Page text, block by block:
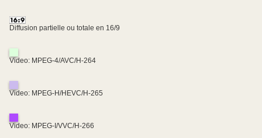
Diffusion partielle ou totale en 16/9
Video: MPEG-4/AVC/H-264
Video: MPEG-H/HEVC/H-265
Video: MPEG-I/VVC/H-266